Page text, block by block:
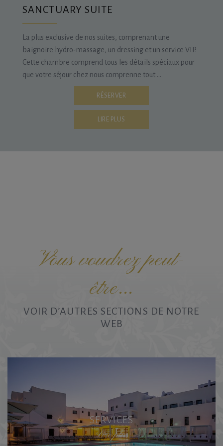
un séjour inoubliable. Prêt à en profiter ?
SANCTUARY SUITE
La plus exclusive de nos suites, comprenant une
baignoire hydro-massage, un dressing et un service VIP.
Cette chambre comprend tous les détails spéciaux pour
que votre séjour chez nous comprenne tout …
RÉSERVER
LIRE PLUS
Vous voudrez peut-
être...
VOIR D’AUTRES SECTIONS DE NOTRE
WEB
SERVICES
Lire plus